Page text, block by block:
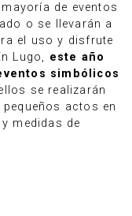
de eventos
o se llevarán a
el uso y disfrute
Lugo, este año
simbólicos
se realizarán
actos en
medidas de